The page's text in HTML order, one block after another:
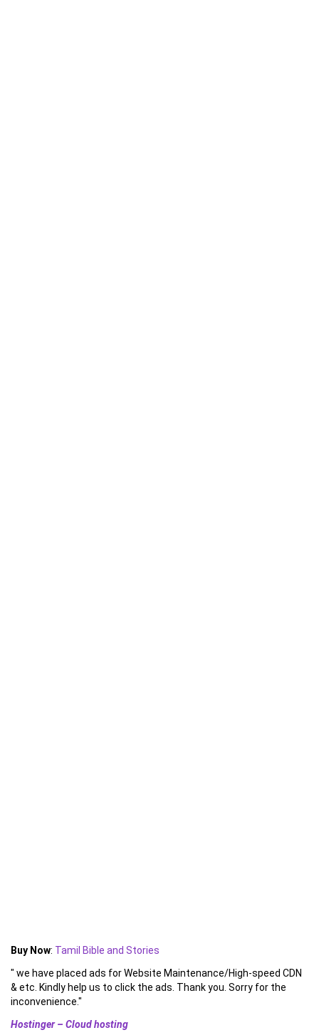
Buy Now: Tamil Bible and Stories
" we have placed ads for Website Maintenance/High-speed CDN
& etc. Kindly help us to click the ads. Thank you. Sorry for the
inconvenience."
Hostinger – Cloud hosting